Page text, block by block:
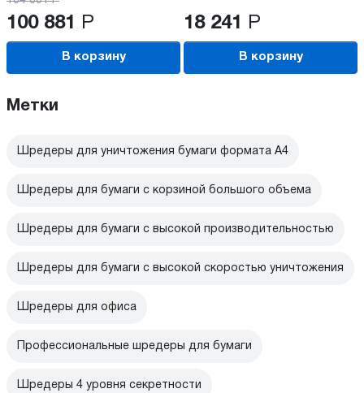
100 881 Р
В корзину
18 241 Р
В корзину
Метки
Шредеры для уничтожения бумаги формата А4
Шредеры для бумаги с корзиной большого объема
Шредеры для бумаги с высокой производительностью
Шредеры для бумаги с высокой скоростью уничтожения
Шредеры для офиса
Профессиональные шредеры для бумаги
Шредеры 4 уровня секретности